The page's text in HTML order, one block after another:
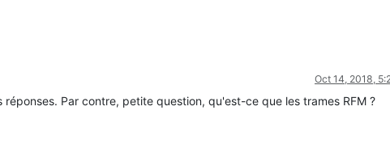
Oct 14, 2018,
Par contre, petite question, qu'est-ce que les trames RFM ?